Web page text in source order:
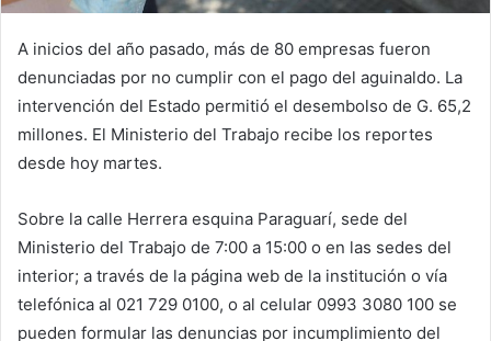
A inicios del año pasado, más de 80 empresas fueron
denunciadas por no cumplir con el pago del aguinaldo. La
intervención del Estado permitió el desembolso de G. 65,2
millones. El Ministerio del Trabajo recibe los reportes
desde hoy martes.
Sobre la calle Herrera esquina Paraguarí, sede del
Ministerio del Trabajo de 7:00 a 15:00 o en las sedes del
interior; a través de la página web de la institución o vía
telefónica al 021 729 0100, o al celular 0993 3080 100 se
pueden formular las denuncias por incumplimiento del